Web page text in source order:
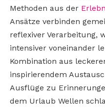
Methoden aus der
Ansätze verbinden
reflexiver Verarbeitung,
intensiver voneinander
Kombination aus
inspirierendem
Ausflüge zu
dem Urlaub Wellen